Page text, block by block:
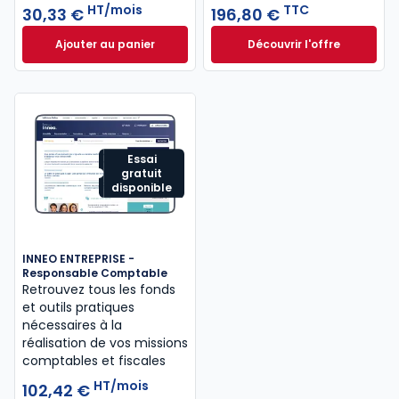
30,33 € HT/mois
Ajouter au panierMémentis Professions libérales à 30,33 €
196,80 € TTC
Découvrir l'offreL'appel expert à
Dès
Essai
gratuit
disponible
INNEO ENTREPRISE -
Responsable Comptable
Retrouvez tous les fonds
et outils pratiques
nécessaires à la
réalisation de vos missions
comptables et fiscales
102,42 € HT/mois